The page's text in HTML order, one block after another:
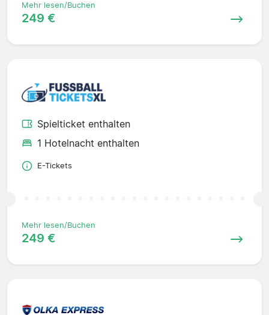
Mehr lesen/Buchen
249 €
Spielticket enthalten
1 Hotelnacht enthalten
E-Tickets
Mehr lesen/Buchen
249 €